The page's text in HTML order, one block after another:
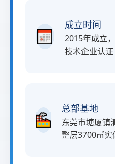
成立时间
2015年成立
技术企业认证
总部基地
东莞市塘厦镇
整层3700㎡实